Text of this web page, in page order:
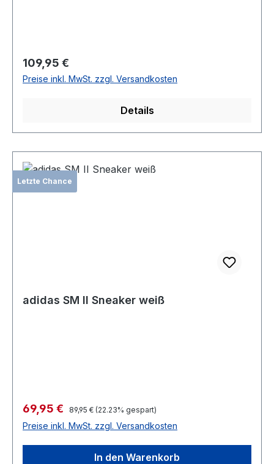
Regulärer Preis:
109,95 €
Preise inkl. MwSt. zzgl. Versandkosten
Details
Letzte Chance
adidas SM II Sneaker weiß
Verkaufspreis:
69,95 € Regulärer Preis:
89,95 € (22.23% gespart)
Preise inkl. MwSt. zzgl. Versandkosten
In den Warenkorb